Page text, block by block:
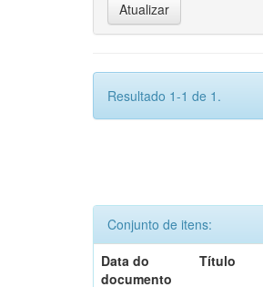
Resultado 1-1 de 1.
Conjunto de itens:
Data do
documento
Título